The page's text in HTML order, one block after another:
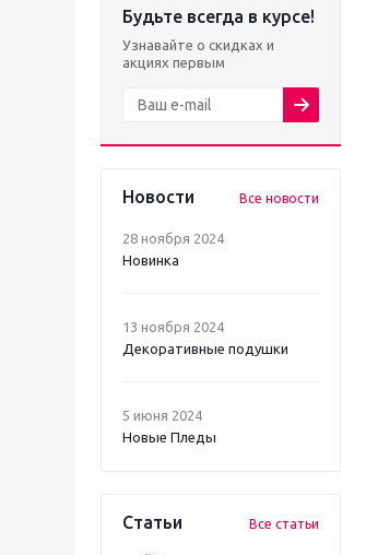
Будьте всегда в курсе!
Узнавайте о скидках и
акциях первым
Новости Все новости
28 ноября 2024
Новинка
13 ноября 2024
Декоративные подушки
5 июня 2024
Новые Пледы
Статьи Все статьи